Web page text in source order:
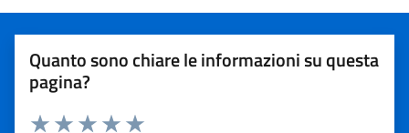
Quanto sono chiare le informazioni su questa
pagina?